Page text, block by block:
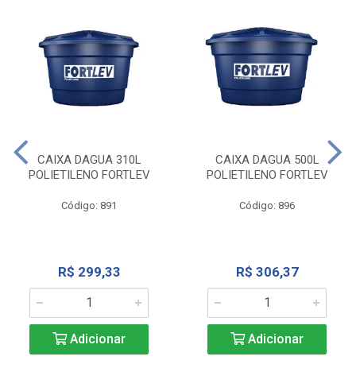
CAIXA DAGUA 310L
POLIETILENO FORTLEV
Código: 891
R$ 299,33
Adicionar
CAIXA DAGUA 500L
POLIETILENO FORTLEV
Código: 896
R$ 306,37
Adicionar